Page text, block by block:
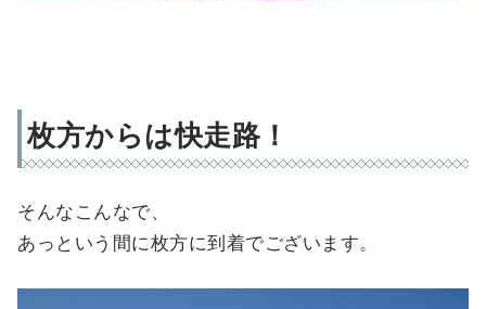
枚方からは快走路！
そんなこんなで、
あっという間に枚方に到着でございます。